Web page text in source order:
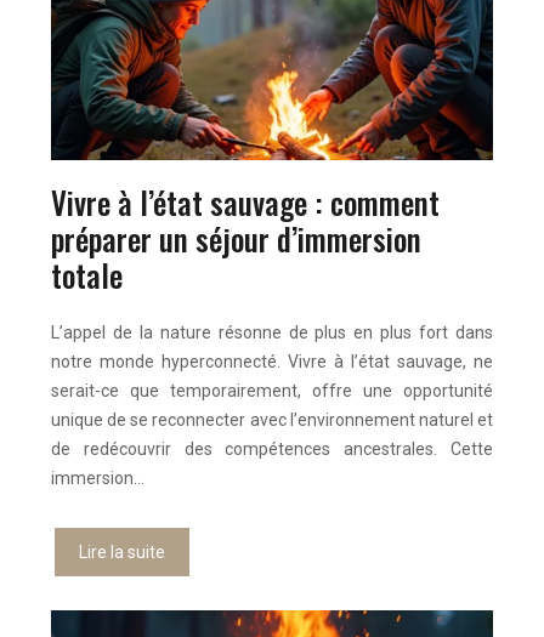
Vivre à l’état sauvage : comment
préparer un séjour d’immersion
totale
L’appel de la nature résonne de plus en plus fort dans
notre monde hyperconnecté. Vivre à l’état sauvage, ne
serait-ce que temporairement, offre une opportunité
unique de se reconnecter avec l’environnement naturel et
de redécouvrir des compétences ancestrales. Cette
immersion…
Lire la suite